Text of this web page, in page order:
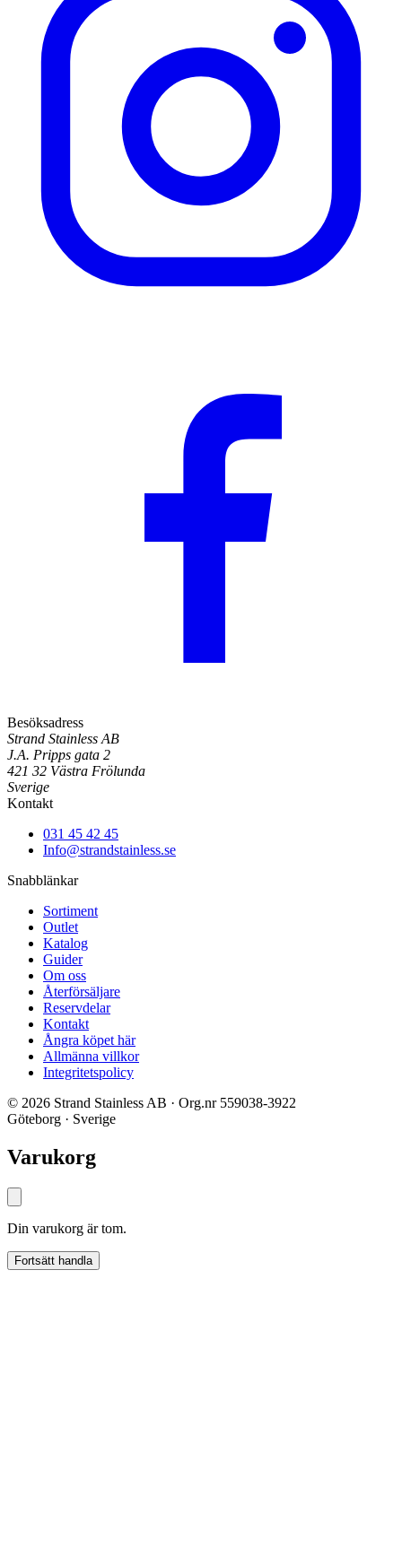
Besöksadress
Strand Stainless AB
J.A. Pripps gata 2
421 32 Västra Frölunda
Sverige
Kontakt
031 45 42 45
Info@strandstainless.se
Snabblänkar
Sortiment
Outlet
Katalog
Guider
Om oss
Återförsäljare
Reservdelar
Kontakt
Ångra köpet här
Allmänna villkor
Integritetspolicy
© 2026 Strand Stainless AB · Org.nr 559038-3922
Göteborg · Sverige
Varukorg
Din varukorg är tom.
Fortsätt handla